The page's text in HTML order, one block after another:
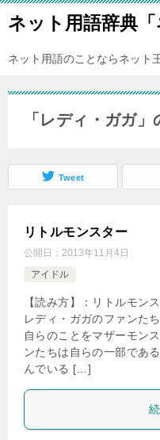
ネット用語辞典「
ネット用語のことならネット
「レディ・ガガ
Tweet
リトルモンスター
公開日： 2013年11月4日
アイドル
【読み方】：リトルモン
レディ・ガガのファンた
自らのことをマザーモン
ンたちは自らの一部であ
んでいる […]